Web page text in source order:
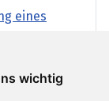
wichtig
eines
viele